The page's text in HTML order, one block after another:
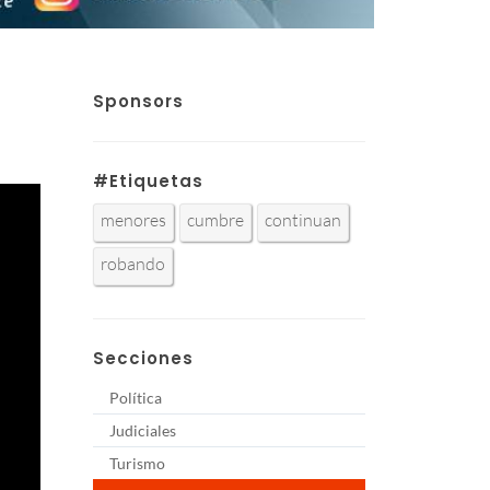
Sponsors
#Etiquetas
menores cumbre
continuan
robando
Secciones
Política
Judiciales
Turismo